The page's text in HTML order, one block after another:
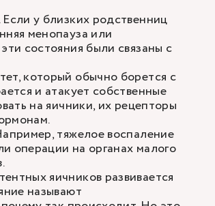
у близких родственниц
менопауза или
состояния были связаны с
который обычно борется с
и атакует собственные
на яичники, их рецепторы
тяжелое воспаление
операции на органах малого
яичников развивается
называют